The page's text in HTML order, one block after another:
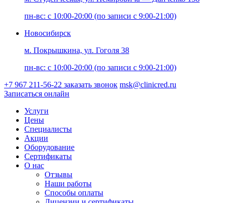
пн-вс: с 10:00-20:00 (по записи с 9:00-21:00)
Новосибирск
м. Покрышкина, ул. Гоголя 38
пн-вс: с 10:00-20:00 (по записи с 9:00-21:00)
+7 967 211-56-22 заказать звонок msk@clinicred.ru
Записаться онлайн
Услуги
Цены
Специалисты
Акции
Оборудование
Сертификаты
О нас
Отзывы
Наши работы
Способы оплаты